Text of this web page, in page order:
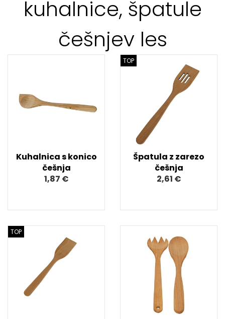
kuhalnice, špatule
češnjev les
Kuhalnica s konico
češnja
1,87 €
TOP
Špatula z zarezo
češnja
2,61 €
TOP